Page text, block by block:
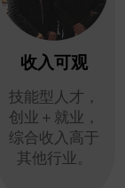
收入可观
技能型人才，
创业＋就业，
综合收入高于
其他行业。